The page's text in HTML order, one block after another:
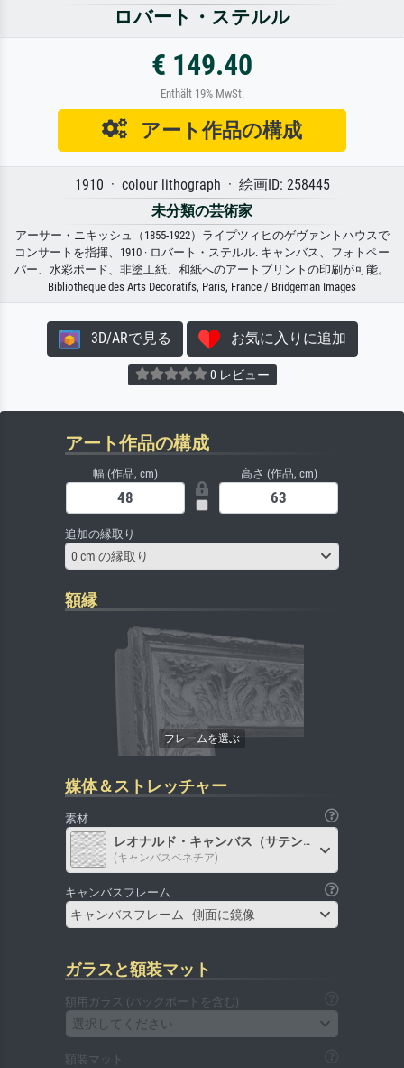
ロバート・ステルル
€ 149.40
Enthält 19% MwSt.
アート作品の構成
1910 · colour lithograph · 絵画ID: 258445
未分類の芸術家
アーサー・ニキッシュ（1855-1922）ライプツィヒのゲヴァントハウスで
コンサートを指揮、1910 · ロバート・ステルル. キャンバス、フォトペー
パー、水彩ボード、非塗工紙、和紙へのアートプリントの印刷が可能。
Bibliotheque des Arts Decoratifs, Paris, France / Bridgeman Images
3D/ARで見る お気に入りに追加
0 レビュー
アート作品の構成
幅 (作品, cm) 高さ (作品, cm)
追加の縁取り
0 cm の縁取り
額縁
媒体＆ストレッチャー
素材
レオナルド・キャンバス（サテン）
(キャンバスベネチア)
キャンバスフレーム
キャンバスフレーム - 側面に鏡像
ガラスと額装マット
額用ガラス (バックボードを含む)
選択してください
額装マット